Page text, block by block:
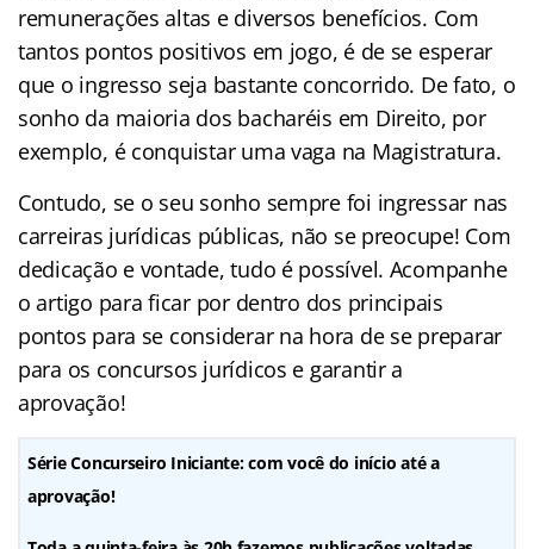
remunerações altas e diversos benefícios. Com
tantos pontos positivos em jogo, é de se esperar
que o ingresso seja bastante concorrido. De fato, o
sonho da maioria dos bacharéis em Direito, por
exemplo, é conquistar uma vaga na Magistratura.
Contudo, se o seu sonho sempre foi ingressar nas
carreiras jurídicas públicas, não se preocupe! Com
dedicação e vontade, tudo é possível. Acompanhe
o artigo para ficar por dentro dos principais
pontos para se considerar na hora de se preparar
para os concursos jurídicos e garantir a
aprovação!
Série Concurseiro Iniciante: com você do início até a
aprovação!